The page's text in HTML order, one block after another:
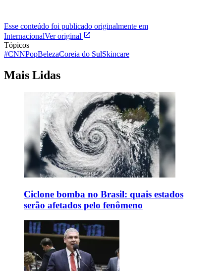
Esse conteúdo foi publicado originalmente em
InternacionalVer original
Tópicos
#CNNPopBelezaCoreia do SulSkincare
Mais Lidas
Ciclone bomba no Brasil: quais estados
serão afetados pelo fenômeno